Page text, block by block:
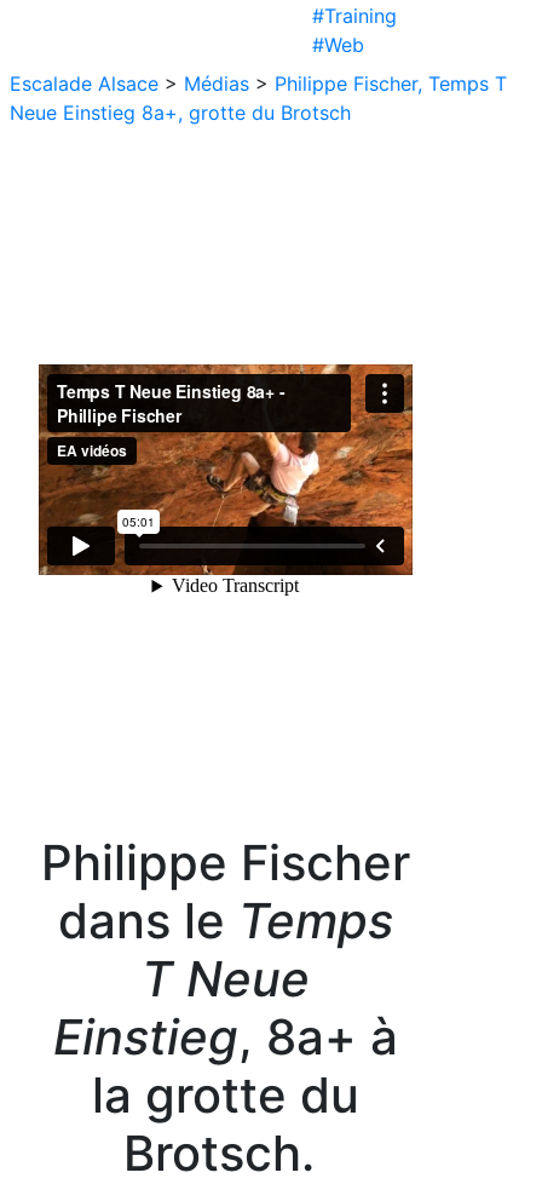
#Training
#Web
Escalade Alsace > Médias > Philippe Fischer, Temps T
Neue Einstieg 8a+, grotte du Brotsch
Philippe Fischer
dans le Temps
T Neue
Einstieg, 8a+ à
la grotte du
Brotsch.